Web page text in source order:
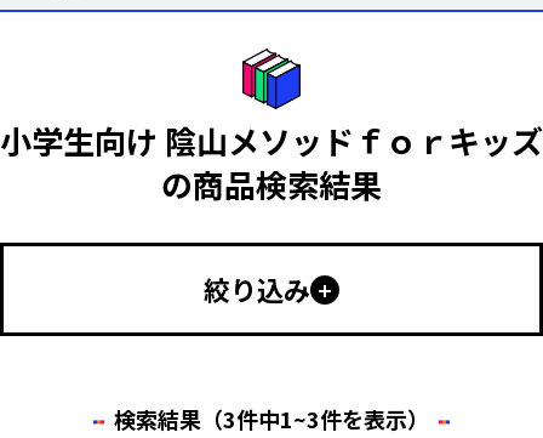
小学生向け 陰山メソッドｆｏｒキッズ
の商品検索結果
絞り込み
検索結果（3件中1~3件を表示）